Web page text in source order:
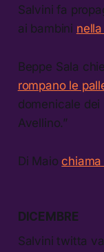
Salvini fa
ai bambini
Beppe Sala
rompano le
domenicale dei
Avellino.”
Di Maio chiama
DICEMBRE
Salvini twitta